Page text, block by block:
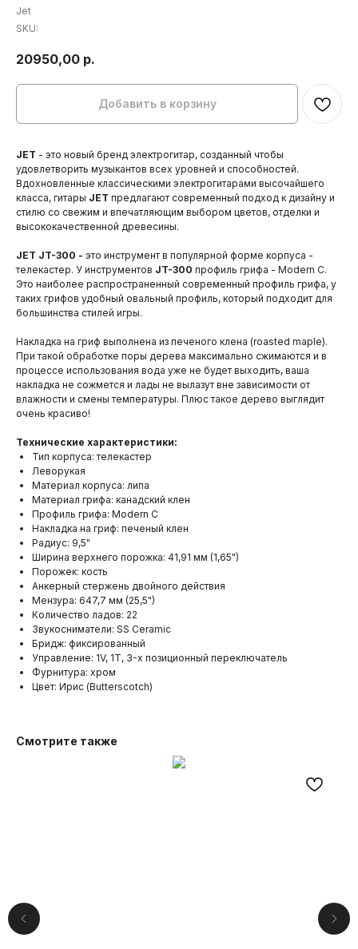
Jet
SKU:
20950,00 р.
Добавить в корзину
JET - это новый бренд электрогитар, созданный чтобы
удовлетворить музыкантов всех уровней и способностей.
Вдохновленные классическими электрогитарами высочайшего
класса, гитары JET предлагают современный подход к дизайну и
стилю со свежим и впечатляющим выбором цветов, отделки и
высококачественной древесины.
JET JT-300 - это инструмент в популярной форме корпуса -
телекастер. У инструментов JT-300 профиль грифа - Modern C.
Это наиболее распространенный современный профиль грифа, у
таких грифов удобный овальный профиль, который подходит для
большинства стилей игры.
Накладка на гриф выполнена из печеного клена (roasted maple).
При такой обработке поры дерева максимально сжимаются и в
процессе использования вода уже не будет выходить, ваша
накладка не сожмется и лады не вылазут вне зависимости от
влажности и смены температуры. Плюс такое дерево выглядит
очень красиво!
Технические характеристики:
Тип корпуса: телекастер
Леворукая
Материал корпуса: липа
Материал грифа: канадский клен
Профиль грифа: Modern C
Накладка на гриф: печеный клен
Радиус: 9,5"
Ширина верхнего порожка: 41,91 мм (1,65")
Порожек: кость
Анкерный стержень двойного действия
Мензура: 647,7 мм (25,5")
Количество ладов: 22
Звукосниматели: SS Ceramic
Бридж: фиксированный
Управление: 1V, 1T, 3-х позиционный переключатель
Фурнитура: хром
Цвет: Ирис (Butterscotch)
Смотрите также